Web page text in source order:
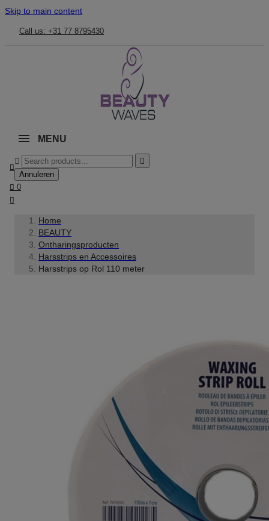
Skip to main content
Call us: +31 77 8795430
MENU



Annuleren
 0

Home
BEAUTY
Ontharingsproducten
Harsstrips en Accessoires
Harsstrips op Rol 110 meter